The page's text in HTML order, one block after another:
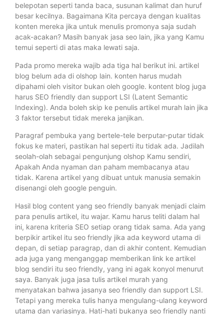
belepotan seperti tanda baca, susunan kalimat dan huruf
besar kecilnya. Bagaimana Kita percaya dengan kualitas
konten mereka jika untuk menulis promonya saja sudah
acak-acakan? Masih banyak jasa seo lain, jika yang Kamu
temui seperti di atas maka lewati saja.
Pada promo mereka wajib ada tiga hal berikut ini. artikel
blog belum ada di olshop lain. konten harus mudah
dipahami oleh visitor bukan oleh google. kontent blog juga
harus SEO friendly dan support LSI (Latent Semantic
Indexing). Anda boleh skip ke penulis artikel murah lain jika
3 faktor tersebut tidak mereka janjikan.
Paragraf pembuka yang bertele-tele berputar-putar tidak
fokus ke materi, pastikan hal seperti itu tidak ada. Jadilah
seolah-olah sebagai pengunjung olshop Kamu sendiri,
Apakah Anda nyaman dan paham membacanya atau
tidak. Karena artikel yang dibuat untuk manusia semakin
disenangi oleh google penguin.
Hasil blog content yang seo friendly banyak menjadi claim
para penulis artikel, itu wajar. Kamu harus teliti dalam hal
ini, karena kriteria SEO setiap orang tidak sama. Ada yang
berpikir artikel itu seo friendly jika ada keyword utama di
depan, di setiap paragrap, dan di akhir content. Kemudian
ada juga yang menganggap memberikan link ke artikel
blog sendiri itu seo friendly, yang ini agak konyol menurut
saya. Banyak juga jasa tulis artikel murah yang
menyatakan bahwa jasanya seo friendly dan support LSI.
Tetapi yang mereka tulis hanya mengulang-ulang keyword
utama dan variasinya. Hati-hati bukanya seo friendly nanti